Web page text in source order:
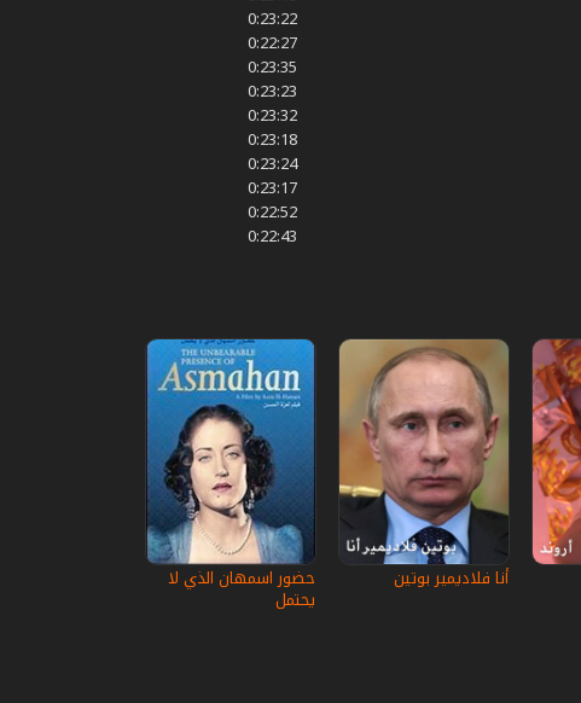
0:23:22
0:22:27
0:23:35
0:23:23
0:23:32
0:23:18
0:23:24
0:23:17
0:22:52
0:22:43
أنا فلاديمير بوتين حضور اسمهان الذي لا
يحتمل